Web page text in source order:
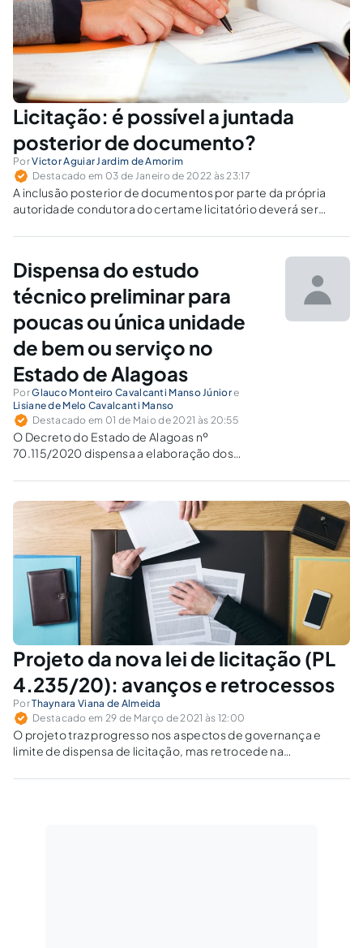
Licitação: é possível a juntada
posterior de documento?
PorVictor Aguiar Jardim de Amorim
Destacado em 03 de Janeiro de 2022 às 23:17
A inclusão posterior de documentos por parte da própria
autoridade condutora do certame licitatório deverá ser
existência de fatos existentes à época da licitação.
Dispensa do estudo
técnico preliminar para
poucas ou única unidade
de bem ou serviço no
Estado de Alagoas
PorGlauco Monteiro Cavalcanti Manso Júniore
Lisiane de Melo Cavalcanti Manso
Destacado em 01 de Maio de 2021 às 20:55
O Decreto do Estado de Alagoas nº
70.115/2020 dispensa a elaboração dos
administrativos destinados a aquisição de
poucas ou única unidade de bem ou serviço.
Projeto da nova lei de licitação (PL
4.235/20): avanços e retrocessos
PorThaynara Viana de Almeida
Destacado em 29 de Março de 2021 às 12:00
O projeto traz progresso nos aspectos de governança e
limite de dispensa de licitação, mas retrocede na